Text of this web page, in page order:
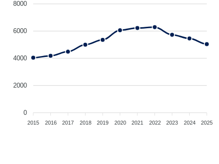
8000
6000
4000
2000
0
2015 2016 2017 2018 2019 2020 2021 2022 2023 2024 2025